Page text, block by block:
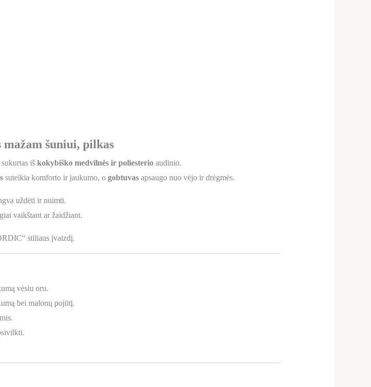
šuniui, pilkas
iš kokybiško medvilnės ir poliesterioaudinio.
suteikia komforto ir jaukumo, o gobtuvasapsaugo nuo vėjo ir drėgmės.
uždėti ir nuimti.
vaikštant ar žaidžiant.
stiliaus įvaizdį.
vėsiu oru.
bei malonų pojūtį.